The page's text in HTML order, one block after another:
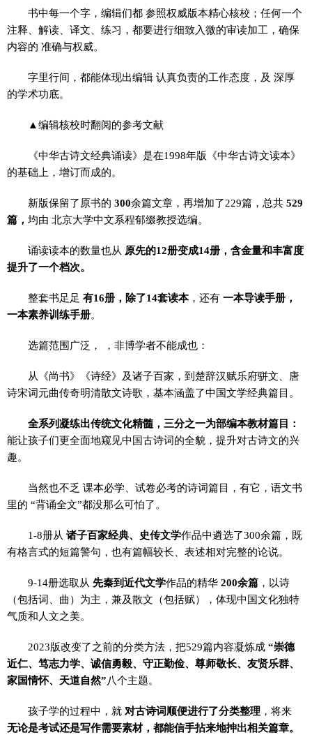
书中每一个字，编辑们都 参照权威版本精心核校；任何一个
注释、解读、译文、练习，都要进行细致入微的审读加工，确保
内容的 准确与权威。
字里行间，都能体现出编辑 认真负责的工作态度，及 深厚
的学术功底。
▲编辑核校时翻阅的参考文献
《中华古诗文经典诵读》是在1998年版《中华古诗文读本》
的基础上，增订而成的。
新版保留了原书的300余篇文章，再增加了229篇，总共529
篇 ， 均由 北京大学中文系程郁缀教授选编。
诵读读本的数量也从 原先的12册变成14册，含金量和丰富度
提升了一个档次。
整套书足足有16册，除了14套读本，还有一本导读手册，
一本素养训练手册。
选篇范围广泛， ，非博学者不能成也：
从《尚书》《诗经》及诸子百家，到楚辞汉赋乐府骈文、唐
诗宋词元曲传奇明清散文诗歌，基本涵盖了中国文学经典篇目。
全系列凝练出传统文化精髓，三分之一为部编本教材篇目：
能让孩子们更全面地窥见中国古诗词的全貌，提升对古诗文的兴
趣。
当然也不乏 课本必学、试卷必考的诗词篇目，有它，语文书
里的 “背诵全文”都没那么可怕了。
1-8册从诸子百家经典、史传文学作品中遴选了300余篇，既
有格言式的短篇警句，也有篇幅较长、表述相对完整的论说。
9-14册选取从先秦到近代文学作品的精华200余篇 ，以诗
（包括词、曲）为主，兼及散文（包括赋），体现中国文化独特
气质和人文之美。
2023版改变了之前的分类方法，把529篇内容凝炼成“崇德
近仁、笃志力学、诚信勇毅、守正勤俭、尊师敬长、友贤乐群、
家国情怀、天道自然”八个主题。
孩子学的过程中，就 对古诗词顺便进行了分类整理 ，将来
无论是考试还是写作需要素材，都能信手拈来地抻出相关篇章。